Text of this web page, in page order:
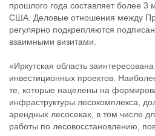
прошлого года составляет более 3
США. Деловые отношения между
регулярно подкрепляются
взаимными визитами.
«Иркутская область
инвестиционных проектов.
те, которые нацелены на
инфраструктуры лесокомплекса,
арендных лесосеках, в том числе
работы по лесовосстановлению,